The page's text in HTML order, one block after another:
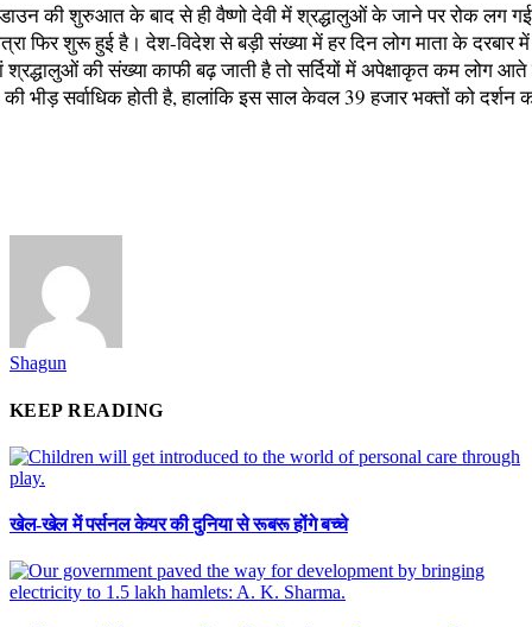
की शुरुआत के बाद से ही वैष्णो देवी में श्रद्धालुओं के जाने पर रोक लग
फिर शुरू हुई है। देश-विदेश से बड़ी संख्या में हर दिन लोग माता के दरबार
श्रद्धालुओं की संख्या काफी बढ़ जाती है तो सर्दियों में अपेक्षाकृत कम लोग
भीड़ सर्वाधिक होती है, हालांकि इस साल केवल 39 हजार भक्तों को दर्शन
Shagun
KEEP READING
खेल-खेल में पर्सनल केयर की दुनिया से रूबरू होंगे बच्चे